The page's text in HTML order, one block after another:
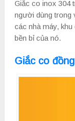
Giắc co inox 304
người dùng trong
các nhà máy,
bền bỉ của nó.
Giắc co